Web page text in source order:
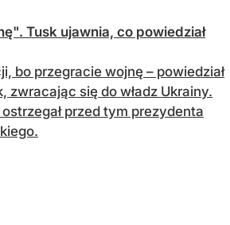
Tusk ujawnia, co powiedział
bo przegracie wojnę – powiedział
zwracając się do władz Ukrainy.
przed tym prezydenta